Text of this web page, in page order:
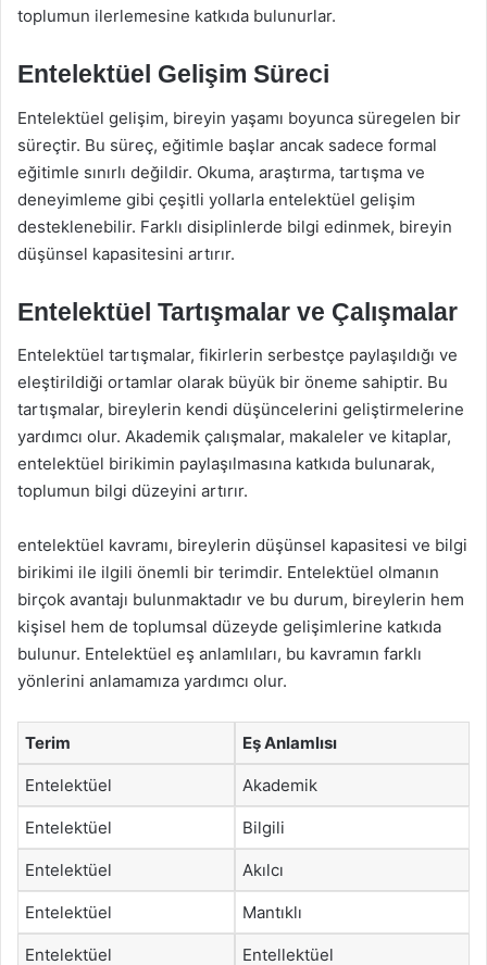
toplumun ilerlemesine katkıda bulunurlar.
Entelektüel Gelişim Süreci
Entelektüel gelişim, bireyin yaşamı boyunca süregelen bir
süreçtir. Bu süreç, eğitimle başlar ancak sadece formal
eğitimle sınırlı değildir. Okuma, araştırma, tartışma ve
deneyimleme gibi çeşitli yollarla entelektüel gelişim
desteklenebilir. Farklı disiplinlerde bilgi edinmek, bireyin
düşünsel kapasitesini artırır.
Entelektüel Tartışmalar ve Çalışmalar
Entelektüel tartışmalar, fikirlerin serbestçe paylaşıldığı ve
eleştirildiği ortamlar olarak büyük bir öneme sahiptir. Bu
tartışmalar, bireylerin kendi düşüncelerini geliştirmelerine
yardımcı olur. Akademik çalışmalar, makaleler ve kitaplar,
entelektüel birikimin paylaşılmasına katkıda bulunarak,
toplumun bilgi düzeyini artırır.
entelektüel kavramı, bireylerin düşünsel kapasitesi ve bilgi
birikimi ile ilgili önemli bir terimdir. Entelektüel olmanın
birçok avantajı bulunmaktadır ve bu durum, bireylerin hem
kişisel hem de toplumsal düzeyde gelişimlerine katkıda
bulunur. Entelektüel eş anlamlıları, bu kavramın farklı
yönlerini anlamamıza yardımcı olur.
Terim Eş Anlamlısı
Entelektüel Akademik
Entelektüel Bilgili
Entelektüel Akılcı
Entelektüel Mantıklı
Entelektüel Entellektüel